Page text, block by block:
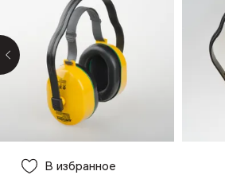
В избранное